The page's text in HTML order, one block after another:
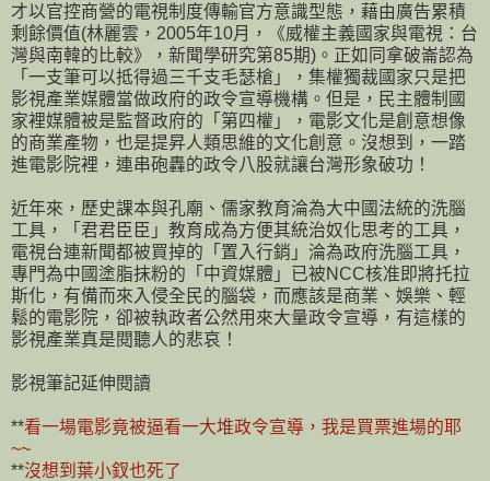
才以官控商營的電視制度傳輸官方意識型態，藉由廣告累積
剩餘價值(林麗雲，2005年10月，《威權主義國家與電視：台
灣與南韓的比較》，新聞學研究第85期)。正如同拿破崙認為
「一支筆可以抵得過三千支毛瑟槍」，集權獨裁國家只是把
影視產業媒體當做政府的政令宣導機構。但是，民主體制國
家裡媒體被是監督政府的「第四權」，電影文化是創意想像
的商業產物，也是提昇人類思維的文化創意。沒想到，一踏
進電影院裡，連串砲轟的政令八股就讓台灣形象破功！
近年來，歷史課本與孔廟、儒家教育淪為大中國法統的洗腦
工具，「君君臣臣」教育成為方便其統治奴化思考的工具，
電視台連新聞都被買掉的「置入行銷」淪為政府洗腦工具，
專門為中國塗脂抹粉的「中資媒體」已被NCC核准即將托拉
斯化，有備而來入侵全民的腦袋，而應該是商業、娛樂、輕
鬆的電影院，卻被執政者公然用來大量政令宣導，有這樣的
影視產業真是閱聽人的悲哀！
影視筆記延伸閱讀
**看一場電影竟被逼看一大堆政令宣導，我是買票進場的耶
~~
**沒想到葉小釵也死了